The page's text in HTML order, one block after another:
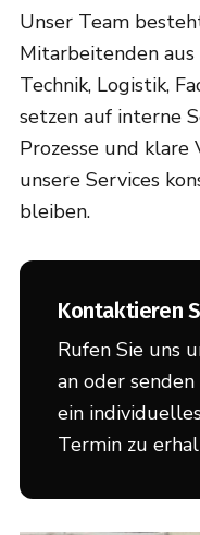
Unser Team
Mitarbeitenden aus
Technik, Logistik,
setzen auf interne
Prozesse und
unsere Services
bleiben.
Kontaktieren
Rufen Sie uns
an oder
ein
Termin zu